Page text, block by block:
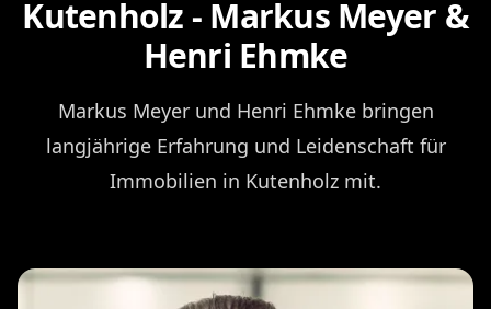
Kutenholz - Markus Meyer &
Henri Ehmke
Markus Meyer und Henri Ehmke bringen
langjährige Erfahrung und Leidenschaft für
Immobilien in Kutenholz mit.